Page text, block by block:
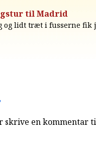
til Madrid
og lidt træt i fusserne fik
skrive en kommentar